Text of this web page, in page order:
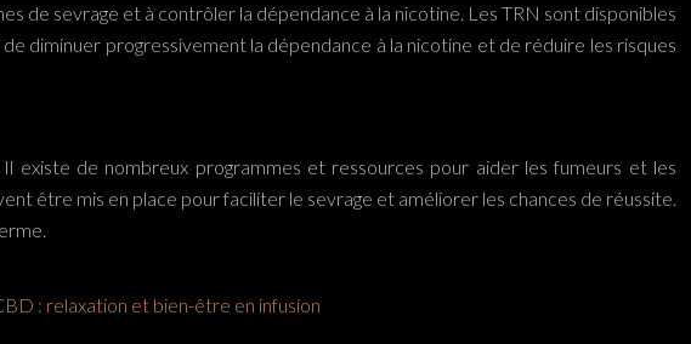
de sevrage et à contrôler la dépendance à la nicotine. Les TRN sont disponibles
diminuer progressivement la dépendance à la nicotine et de réduire les risques
existe de nombreux programmes et ressources pour aider les fumeurs et les
être mis en place pour faciliter le sevrage et améliorer les chances de réussite.
: relaxation et bien-être en infusion